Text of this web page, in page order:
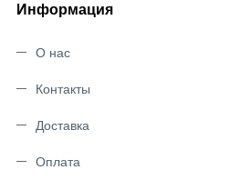
Информация
О нас
Контакты
Доставка
Оплата